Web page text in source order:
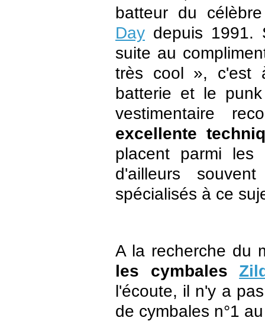
batteur du
Day depuis 1991.
suite au
très cool », c'est
batterie et le
vestimentaire
excellente
placent parmi
d'ailleurs
spécialisés à ce
A la recherche du
les cymbales
l'écoute, il n'y a
de cymbales n°1